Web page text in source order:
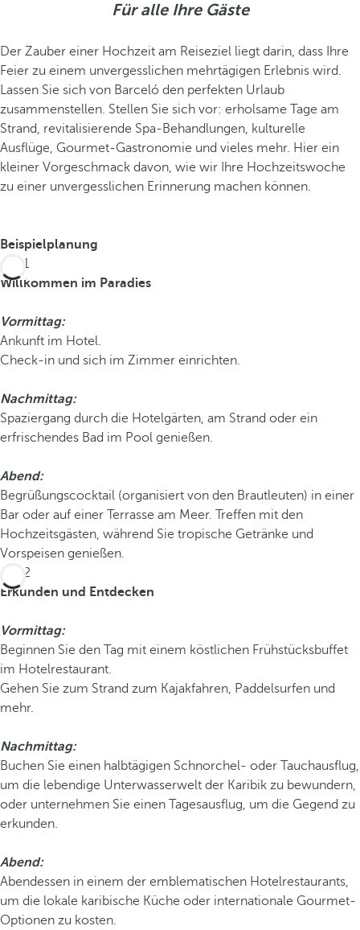
Für alle Ihre Gäste
Der Zauber einer Hochzeit am Reiseziel liegt darin, dass Ihre
Feier zu einem unvergesslichen mehrtägigen Erlebnis wird.
Lassen Sie sich von Barceló den perfekten Urlaub
zusammenstellen. Stellen Sie sich vor: erholsame Tage am
Strand, revitalisierende Spa-Behandlungen, kulturelle
Ausflüge, Gourmet-Gastronomie und vieles mehr. Hier ein
kleiner Vorgeschmack davon, wie wir Ihre Hochzeitswoche
zu einer unvergesslichen Erinnerung machen können.
Beispielplanung
Tag 1
Willkommen im Paradies
Vormittag:
Ankunft im Hotel.
Check-in und sich im Zimmer einrichten.
Nachmittag:
Spaziergang durch die Hotelgärten, am Strand oder ein
erfrischendes Bad im Pool genießen.
Abend:
Begrüßungscocktail (organisiert von den Brautleuten) in einer
Bar oder auf einer Terrasse am Meer. Treffen mit den
Hochzeitsgästen, während Sie tropische Getränke und
Vorspeisen genießen.
Tag 2
Erkunden und Entdecken
Vormittag:
Beginnen Sie den Tag mit einem köstlichen Frühstücksbuffet
im Hotelrestaurant.
Gehen Sie zum Strand zum Kajakfahren, Paddelsurfen und
mehr.
Nachmittag:
Buchen Sie einen halbtägigen Schnorchel- oder Tauchausflug,
um die lebendige Unterwasserwelt der Karibik zu bewundern,
oder unternehmen Sie einen Tagesausflug, um die Gegend zu
erkunden.
Abend:
Abendessen in einem der emblematischen Hotelrestaurants,
um die lokale karibische Küche oder internationale Gourmet-
Optionen zu kosten.